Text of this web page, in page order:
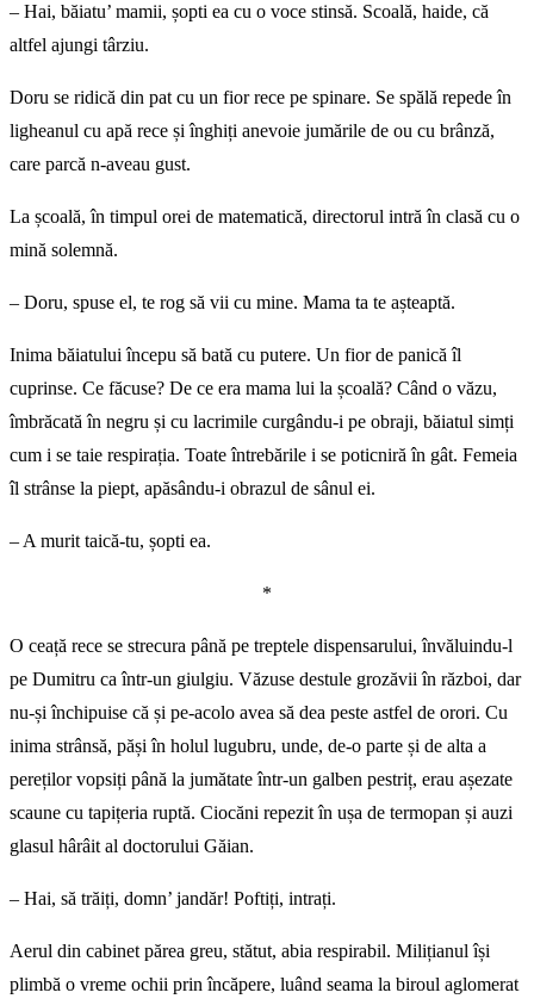
– Hai, băiatu’ mamii, șopti ea cu o voce stinsă. Scoală, haide, că
altfel ajungi târziu.
Doru se ridică din pat cu un fior rece pe spinare. Se spălă repede în
ligheanul cu apă rece și înghiți anevoie jumările de ou cu brânză,
care parcă n-aveau gust.
La școală, în timpul orei de matematică, directorul intră în clasă cu o
mină solemnă.
– Doru, spuse el, te rog să vii cu mine. Mama ta te așteaptă.
Inima băiatului începu să bată cu putere. Un fior de panică îl
cuprinse. Ce făcuse? De ce era mama lui la școală? Când o văzu,
îmbrăcată în negru și cu lacrimile curgându-i pe obraji, băiatul simți
cum i se taie respirația. Toate întrebările i se poticniră în gât. Femeia
îl strânse la piept, apăsându-i obrazul de sânul ei.
– A murit taică-tu, șopti ea.
*
O ceață rece se strecura până pe treptele dispensarului, învăluindu-l
pe Dumitru ca într-un giulgiu. Văzuse destule grozăvii în război, dar
nu-și închipuise că și pe-acolo avea să dea peste astfel de orori. Cu
inima strânsă, păși în holul lugubru, unde, de-o parte și de alta a
pereților vopsiți până la jumătate într-un galben pestriț, erau așezate
scaune cu tapițeria ruptă. Ciocăni repezit în ușa de termopan și auzi
glasul hârâit al doctorului Găian.
– Hai, să trăiți, domn’ jandăr! Poftiți, intrați.
Aerul din cabinet părea greu, stătut, abia respirabil. Milițianul își
plimbă o vreme ochii prin încăpere, luând seama la biroul aglomerat